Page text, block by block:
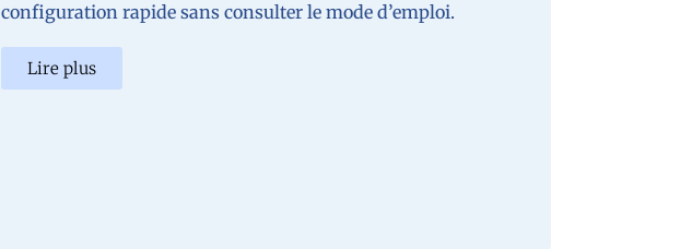
configuration rapide sans consulter le mode d’emploi.
Lire plus